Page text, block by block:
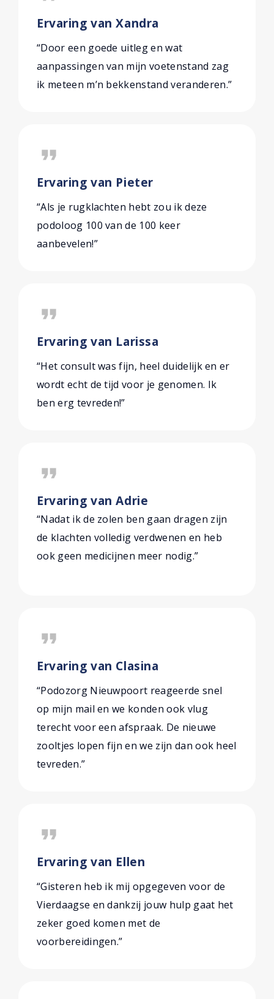
Ervaring van Xandra
“Door een goede uitleg en wat
aanpassingen van mijn voetenstand zag
ik meteen m’n bekkenstand veranderen.”
format_quote
Ervaring van Pieter
“Als je rugklachten hebt zou ik deze
podoloog 100 van de 100 keer
aanbevelen!”
format_quote
Ervaring van Larissa
“Het consult was fijn, heel duidelijk en er
wordt echt de tijd voor je genomen. Ik
ben erg tevreden!”
format_quote
Ervaring van Adrie
“Nadat ik de zolen ben gaan dragen zijn
de klachten volledig verdwenen en heb
ook geen medicijnen meer nodig.”
format_quote
Ervaring van Clasina
“Podozorg Nieuwpoort reageerde snel
op mijn mail en we konden ook vlug
terecht voor een afspraak. De nieuwe
zooltjes lopen fijn en we zijn dan ook heel
tevreden.”
format_quote
Ervaring van Ellen
“Gisteren heb ik mij opgegeven voor de
Vierdaagse en dankzij jouw hulp gaat het
zeker goed komen met de
voorbereidingen.”